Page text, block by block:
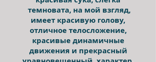
темновата, на мой взгляд,
имеет красивую голову,
отличное телосложение,
красивые динамичные
движения и прекрасный